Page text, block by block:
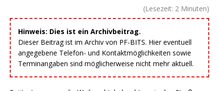
(Lesezeit: 2 Minuten)
Hinweis: Dies ist ein Archivbeitrag.
Dieser Beitrag ist im Archiv von PF-BITS. Hier eventuell
angegebene Telefon- und Kontaktmöglichkeiten sowie
Terminangaben sind möglicherweise nicht mehr aktuell.